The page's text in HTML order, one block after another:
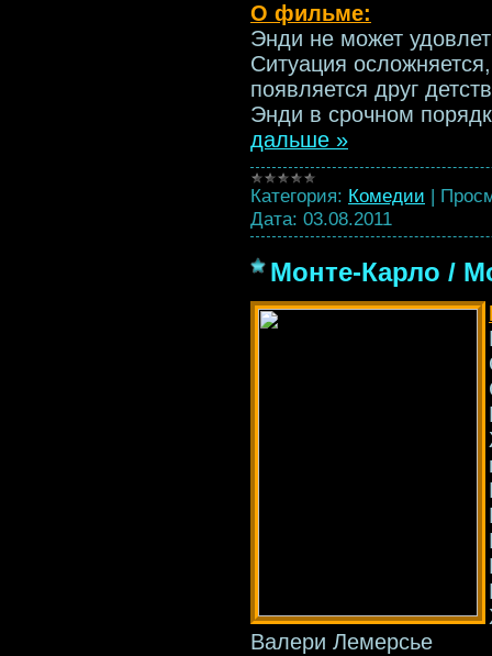
О фильме:
Энди не может
Ситуация
появляется друг
Энди в срочном
дальше »
Категория: Комедии |
Дата: 03.08.2011
Монте-Карло /
Валери Лемерсье